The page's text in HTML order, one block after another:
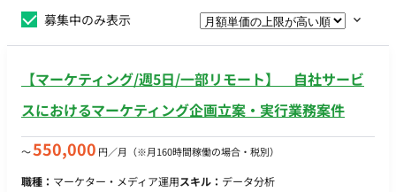
募集中のみ表示
【マーケティング/週5日/一部リモート】 自社サービ
スにおけるマーケティング企画立案・実行業務案件
〜550,000 円／月 （※月160時間稼働の場合・税別）
職種： マーケター・メディア運用スキル： データ分析